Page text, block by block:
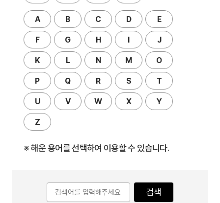
A B C D E
F G H I J
K L N M O
P Q R S T
U V W X Y
Z
※ 해운 용어를 선택하여 이용할 수 있습니다.
검색